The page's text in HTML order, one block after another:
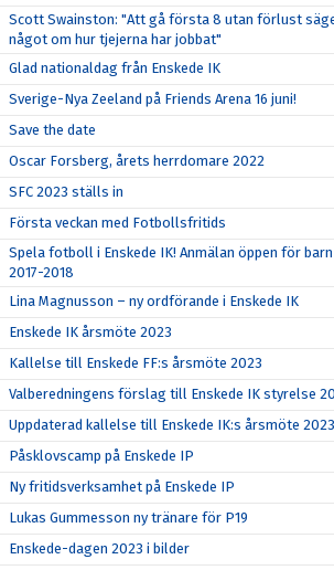
Scott Swainston: "Att gå första 8 utan förlust
något om hur tjejerna har jobbat"
Glad nationaldag från Enskede IK
Sverige-Nya Zeeland på Friends Arena 16 juni!
Save the date
Oscar Forsberg, årets herrdomare 2022
SFC 2023 ställs in
Första veckan med Fotbollsfritids
Spela fotboll i Enskede IK! Anmälan öppen för
2017-2018
Lina Magnusson – ny ordförande i Enskede IK
Enskede IK årsmöte 2023
Kallelse till Enskede FF:s årsmöte 2023
Valberedningens förslag till Enskede IK styrelse
Uppdaterad kallelse till Enskede IK:s årsmöte 2023
Påsklovscamp på Enskede IP
Ny fritidsverksamhet på Enskede IP
Lukas Gummesson ny tränare för P19
Enskede-dagen 2023 i bilder